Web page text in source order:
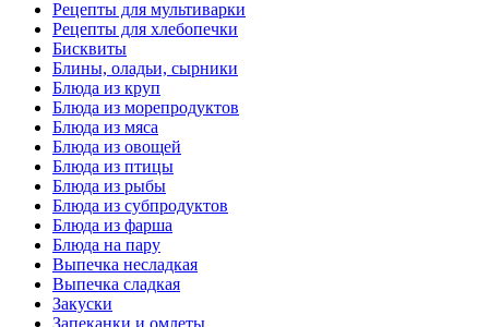
Рецепты для мультиварки
Рецепты для хлебопечки
Бисквиты
Блины, оладьи, сырники
Блюда из круп
Блюда из морепродуктов
Блюда из мяса
Блюда из овощей
Блюда из птицы
Блюда из рыбы
Блюда из субпродуктов
Блюда из фарша
Блюда на пару
Выпечка несладкая
Выпечка сладкая
Закуски
Запеканки и омлеты